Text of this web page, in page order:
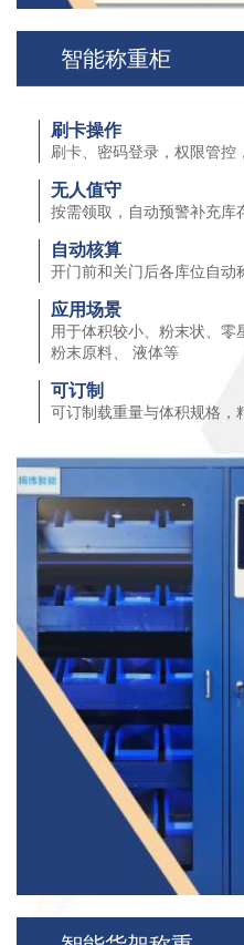
智能称重柜
刷卡操作
刷卡、密码登录，权限管控
无人值守
按需领取，自动预警补充库
自动核算
开⻔前和关⻔后各库位自动
应用场景
用于体积较小、粉末状、零
粉末原料、 液体等
可订制
可订制载重量与体积规格，